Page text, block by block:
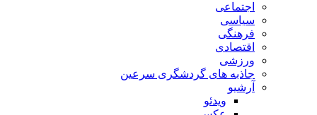
اجتماعی
سیاسی
فرهنگی
اقتصادی
ورزشی
جاذبه های گردشگری سرعین
آرشیو
ویدئو